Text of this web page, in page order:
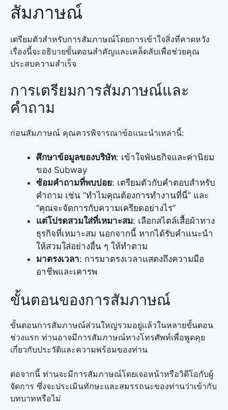
สัมภาษณ์
เตรียมตัวสำหรับการสัมภาษณ์โดยการเข้าใจสิ่งที่คาดหวัง
เรื่องนี้จะอธิบายขั้นตอนสำคัญและเคล็ดลับเพื่อช่วยคุณ
ประสบความสำเร็จ
การเตรียมการสัมภาษณ์และ
คำถาม
ก่อนสัมภาษณ์ คุณควรพิจารณาข้อแนะนำเหล่านี้:
ศึกษาข้อมูลของบริษัท: เข้าใจพันธกิจและค่านิยม
ของ Subway
ซ้อมคำถามที่พบบ่อย: เตรียมตัวกับคำตอบสำหรับ
คำถาม เช่น “ทำไมคุณต้องการทำงานที่นี่” และ
“คุณจะจัดการกับความเครียดอย่างไร”
แต่โปรดสวมใส่ที่เหมาะสม: เลือกสไตล์เสื้อผ้าทาง
ธุรกิจที่เหมาะสม นอกจากนี้ หากได้รับคำแนะนำ
ให้สวมใส่อย่างอื่น ๆ ให้ทำตาม
มาตรงเวลา: การมาตรงเวลาแสดงถึงความมือ
อาชีพและเคารพ
ขั้นตอนของการสัมภาษณ์
ขั้นตอนการสัมภาษณ์ส่วนใหญ่รวมอยู่แล้วในหลายขั้นตอน
ช่วงแรก ท่านอาจมีการสัมภาษณ์ทางโทรศัพท์เพื่อพูดคุย
เกี่ยวกับประวัติและความพร้อมของท่าน
ต่อจากนี้ ท่านจะมีการสัมภาษณ์โดยเจอหน้าหรือวิดีโอกับผู้
จัดการ ซึ่งจะประเมินทักษะและสมรรถนะของท่านว่าเข้ากับ
บทบาทหรือไม่